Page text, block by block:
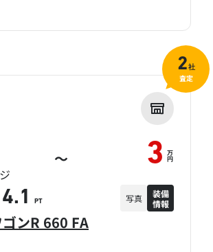
ンR 660 FA
～ 3 万
円
4.1 PT 写真
装備
情報
2社
査定